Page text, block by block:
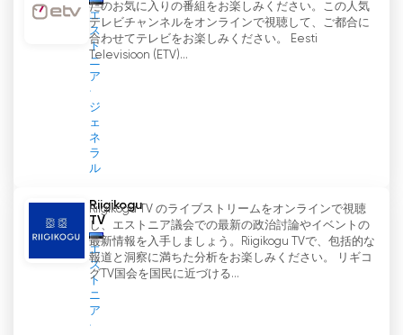
エ
ス
ト
ニ
ア
ジ
ェ
ネ
ラ
ル
たのお気に入りの番組をお楽しみください。この人気
テレビチャンネルをオンラインで視聴して、ご都合に
合わせてテレビをお楽しみください。 Eesti
Televisioon (ETV)...
Riigikogu
TV
エ
ス
ト
ニ
ア
Riigikogu TV のライブストリームをオンラインで視聴
し、エストニア議会での最新の政治討論やイベントの
最新情報を入手しましょう。Riigikogu TVで、包括的な
報道と洞察に満ちた分析をお楽しみください。 リギコ
グTV国会を国民に近づける...